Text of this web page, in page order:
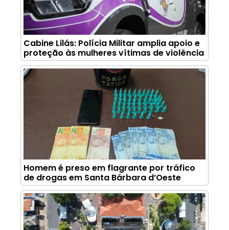
Cabine Lilás: Polícia Militar amplia apoio e
proteção às mulheres vítimas de violência
Homem é preso em flagrante por tráfico
de drogas em Santa Bárbara d’Oeste